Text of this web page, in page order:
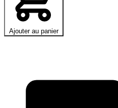
Ajouter au panier